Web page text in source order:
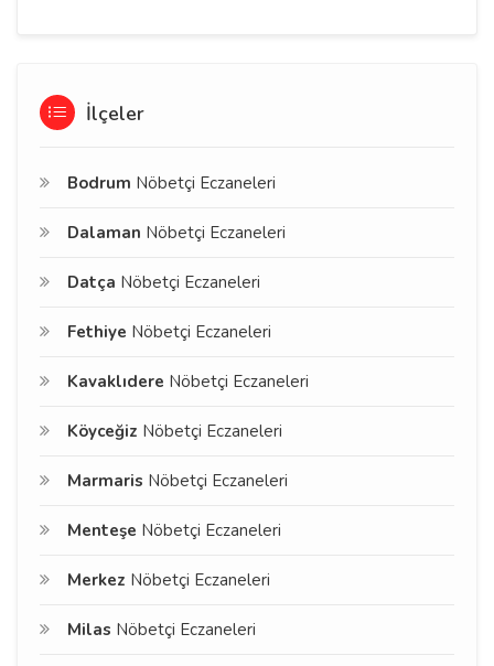
İlçeler
Bodrum Nöbetçi Eczaneleri
Dalaman Nöbetçi Eczaneleri
Datça Nöbetçi Eczaneleri
Fethiye Nöbetçi Eczaneleri
Kavaklıdere Nöbetçi Eczaneleri
Köyceğiz Nöbetçi Eczaneleri
Marmaris Nöbetçi Eczaneleri
Menteşe Nöbetçi Eczaneleri
Merkez Nöbetçi Eczaneleri
Milas Nöbetçi Eczaneleri